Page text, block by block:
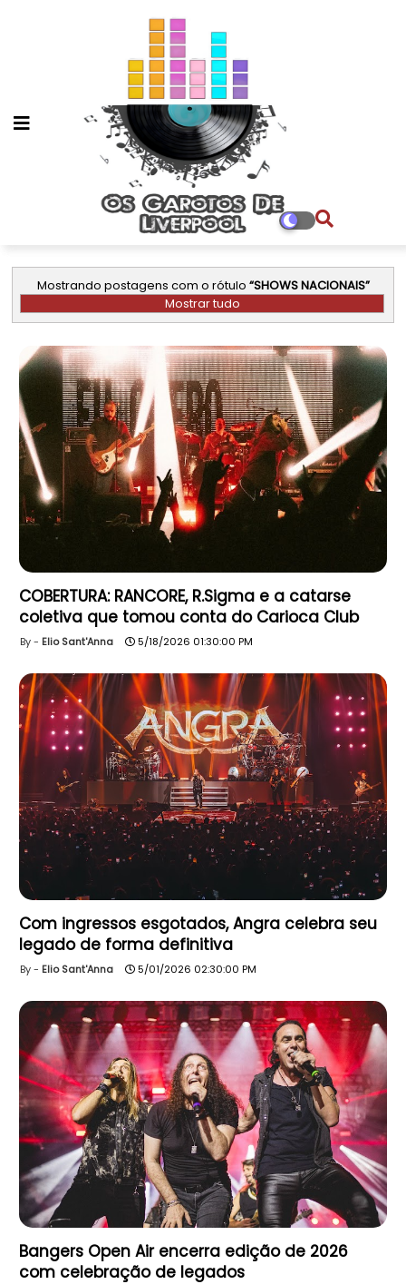
Mostrando postagens com o rótulo SHOWS NACIONAIS
Mostrar tudo
COBERTURA: RANCORE, R.Sigma e a catarse
coletiva que tomou conta do Carioca Club
Elio Sant'Anna 5/18/2026 01:30:00 PM
Com ingressos esgotados, Angra celebra seu
legado de forma definitiva
Elio Sant'Anna 5/01/2026 02:30:00 PM
Bangers Open Air encerra edição de 2026
com celebração de legados